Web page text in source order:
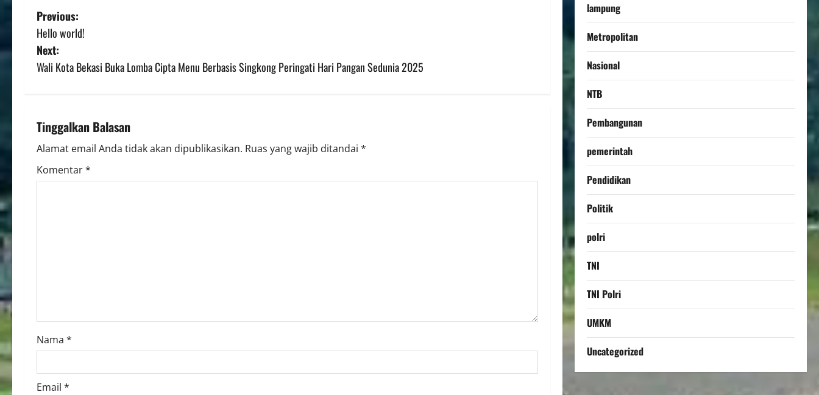
Previous:
Hello world!
Next:
Wali Kota Bekasi Buka Lomba Cipta Menu Berbasis Singkong Peringati Hari Pangan Sedunia 2025
Tinggalkan Balasan
Alamat email Anda tidak akan dipublikasikan. Ruas yang wajib ditandai *
Komentar*
Nama *
Email *
lampung
Metropolitan
Nasional
NTB
Pembangunan
pemerintah
Pendidikan
Politik
polri
TNI
TNI Polri
UMKM
Uncategorized